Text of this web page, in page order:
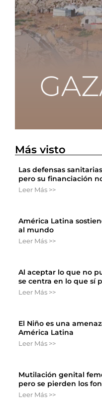
Más visto
Las defensas
pero su financiación
Leer Más >>
América Latina
al mundo
Leer Más >>
Al aceptar lo que no
se centra en lo que sí
Leer Más >>
El Niño es una
América Latina
Leer Más >>
Mutilación genital
pero se pierden los
Leer Más >>